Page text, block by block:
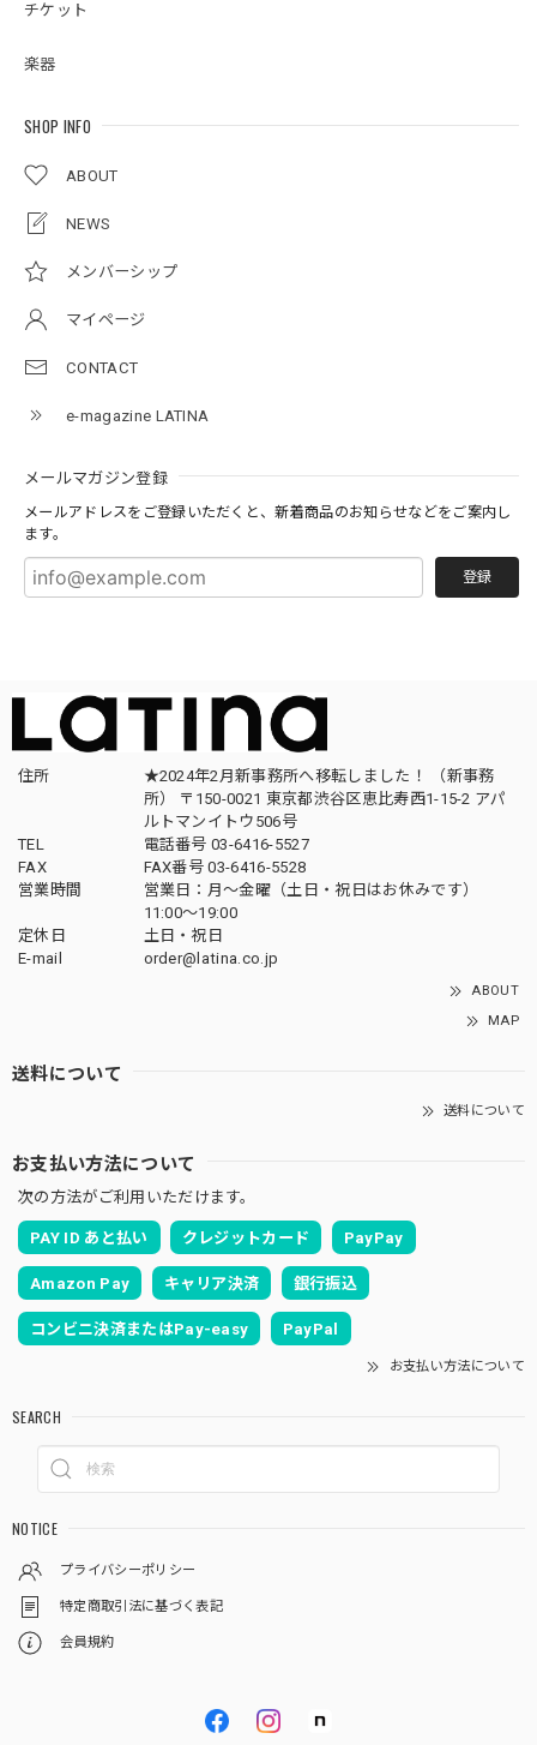
チケット
楽器
SHOP INFO
ABOUT
NEWS
メンバーシップ
マイページ
CONTACT
e-magazine LATINA
メールマガジン登録
メールアドレスをご登録いただくと、新着商品のお知らせなどをご案内し
ます。
登録
住所
★2024年2月新事務所へ移転しました！ （新事務
所） 〒150-0021 東京都渋谷区恵比寿西1-15-2 アパ
ルトマンイトウ506号
TEL
電話番号 03-6416-5527
FAX
FAX番号 03-6416-5528
営業時間
営業日：月〜金曜（土日・祝日はお休みです）
11:00〜19:00
定休日
土日・祝日
E-mail
order@latina.co.jp
ABOUT
MAP
送料について
送料について
お支払い方法について
次の方法がご利用いただけます。
PAY ID あと払い クレジットカード PayPay
Amazon Pay キャリア決済 銀行振込
コンビニ決済またはPay-easy PayPal
お支払い方法について
SEARCH
NOTICE
プライバシーポリシー
特定商取引法に基づく表記
会員規約